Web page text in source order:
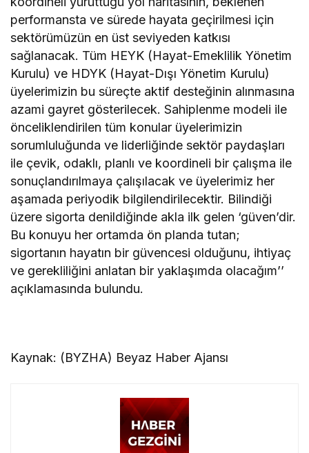
performansta ve sürede hayata geçirilmesi için
sektörümüzün en üst seviyeden katkısı
sağlanacak. Tüm HEYK (Hayat-Emeklilik Yönetim
Kurulu) ve HDYK (Hayat-Dışı Yönetim Kurulu)
üyelerimizin bu süreçte aktif desteğinin alınmasına
azami gayret gösterilecek. Sahiplenme modeli ile
önceliklendirilen tüm konular üyelerimizin
sorumluluğunda ve liderliğinde sektör paydaşları
ile çevik, odaklı, planlı ve koordineli bir çalışma ile
sonuçlandırılmaya çalışılacak ve üyelerimiz her
aşamada periyodik bilgilendirilecektir. Bilindiği
üzere sigorta denildiğinde akla ilk gelen ‘güven’dir.
Bu konuyu her ortamda ön planda tutan;
sigortanın hayatın bir güvencesi olduğunu, ihtiyaç
ve gerekliliğini anlatan bir yaklaşımda olacağım’’
açıklamasında bulundu.
Kaynak: (BYZHA) Beyaz Haber Ajansı